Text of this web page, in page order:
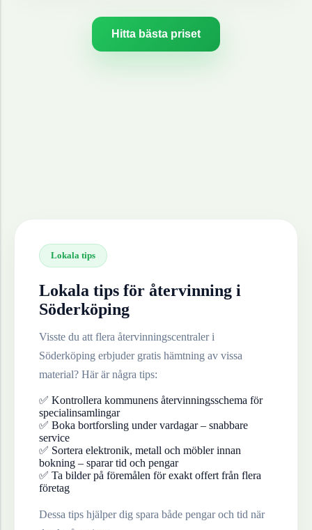
Hitta bästa priset
Lokala tips
Lokala tips för återvinning i
Söderköping
Visste du att flera återvinningscentraler i
Söderköping erbjuder gratis hämtning av vissa
material? Här är några tips:
✅ Kontrollera kommunens återvinningsschema för
specialinsamlingar
✅ Boka bortforsling under vardagar – snabbare
service
✅ Sortera elektronik, metall och möbler innan
bokning – sparar tid och pengar
✅ Ta bilder på föremålen för exakt offert från flera
företag
Dessa tips hjälper dig spara både pengar och tid när